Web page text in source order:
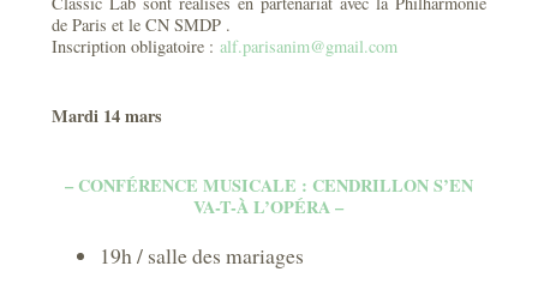
de Paris et le CN SMDP .
Inscription obligatoire : alf.parisanim@gmail.com
Mardi 14 mars
– CONFÉRENCE MUSICALE : CENDRILLON S’EN
VA-T-À L’OPÉRA –
19h / salle des mariages